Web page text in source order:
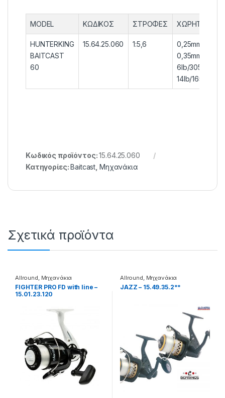
MODEL ΚΩΔΙΚΟΣ ΣΤΡΟΦΕΣ
HUNTERKING
BAITCAST
60
15.64.25.060 1:5,6
0,25mm/
0,35mm/150m
6lb/305yds-
14lb/165yds
Κωδικός προϊόντος:15.64.25.060
Κατηγορίες:Baitcast Μηχανάκια
Σχετικά προϊόντα
Allround Μηχανάκια
FIGHTER PRO FD with line –
15.01.23.120
Allround Μηχανάκια
JAZZ – 15.49.35.2**